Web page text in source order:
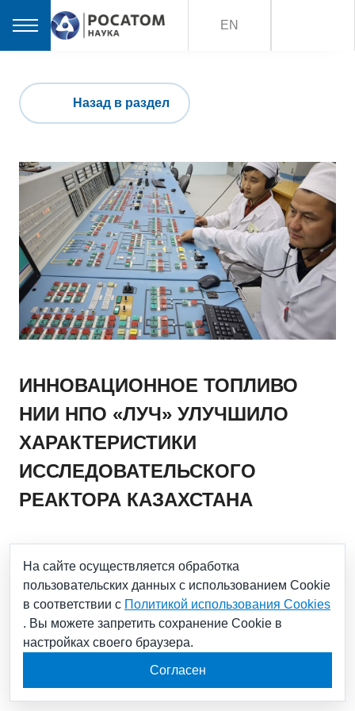
EN
Назад в раздел
ИННОВАЦИОННОЕ ТОПЛИВО
НИИ НПО «ЛУЧ» УЛУЧШИЛО
ХАРАКТЕРИСТИКИ
ИССЛЕДОВАТЕЛЬСКОГО
РЕАКТОРА КАЗАХСТАНА
Это подтвердили данные, полученные в результате
выполнения очередного этапа энергетического пуска
реактора ИВГ.1М в Республике Казахстан с новым
низкообогащенным урановым (НОУ) топливом,
изготовленным в АО «НИИ НПО «ЛУЧ» (входит в
научный дивизион Госкорпорации «Росатом» – АО
На сайте осуществляется обработка
пользовательских данных с использованием Cookie
в соответствии с Политикой использования Cookies
. Вы можете запретить сохранение Cookie в
настройках своего браузера.
Согласен